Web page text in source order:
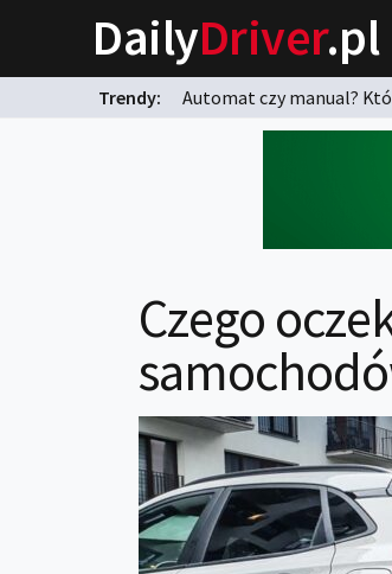
DailyDriver.pl
Trendy: Automat czy manual?
Czego